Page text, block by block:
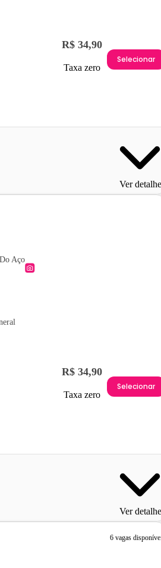
R$ 34,90
Taxa zero
Selecionar
Ver
Aço
R$ 34,90
Taxa zero
Selecionar
Ver
6 vagas